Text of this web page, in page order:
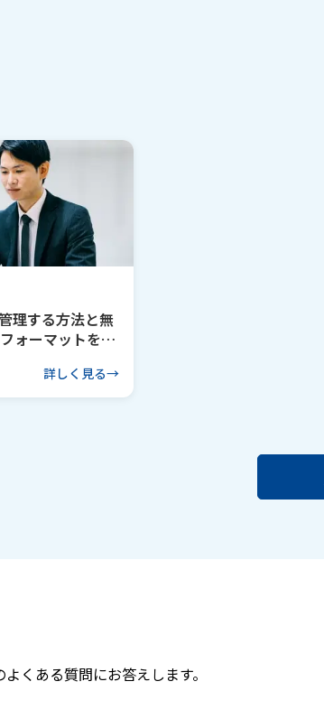
理する方法と無
ォーマットを作
詳しく見る
くある質問にお答えします。